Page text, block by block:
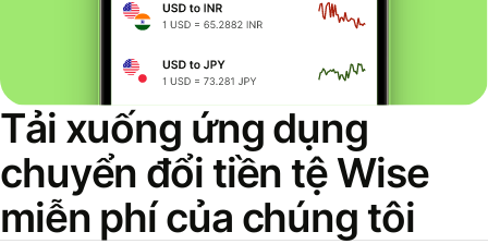
Tải xuống ứng dụng
chuyển đổi tiền tệ Wise
miễn phí của chúng tôi